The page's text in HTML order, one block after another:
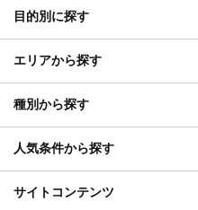
目的別に探す
エリアから探す
種別から探す
人気条件から探す
サイトコンテンツ